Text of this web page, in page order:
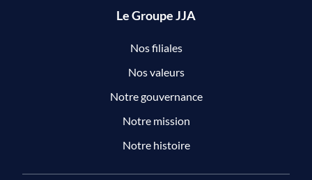
Le Groupe JJA
Nos filiales
Nos valeurs
Notre gouvernance
Notre mission
Notre histoire